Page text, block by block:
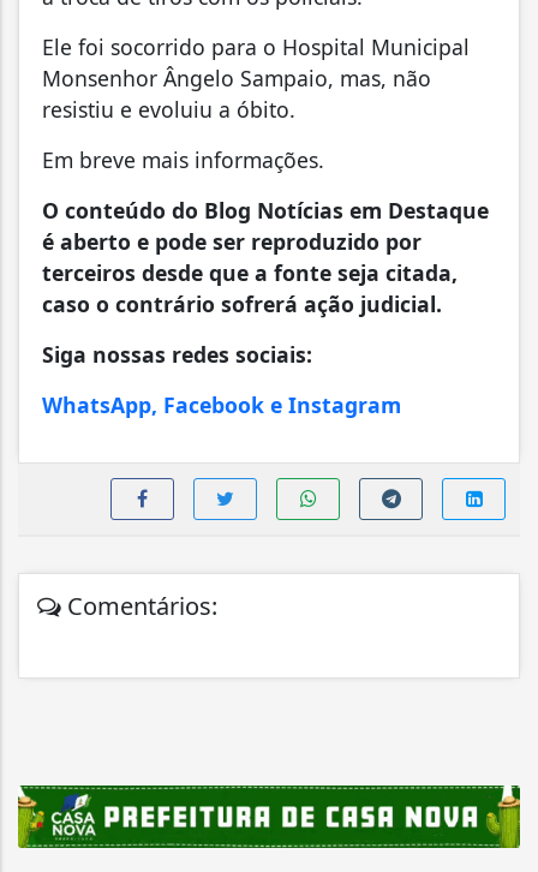
Ele foi socorrido para o Hospital Municipal
Monsenhor Ângelo Sampaio, mas, não
resistiu e evoluiu a óbito.
Em breve mais informações.
O conteúdo do Blog Notícias em Destaque
é aberto e pode ser reproduzido por
terceiros desde que a fonte seja citada,
caso o contrário sofrerá ação judicial.
Siga nossas redes sociais:
WhatsApp, Facebook e Instagram
Comentários: